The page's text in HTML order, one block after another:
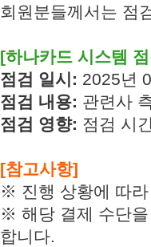
회원분들께서는 점
[하나카드 시스템
점검 일시: 2025년
점검 내용: 관련사
점검 영향: 점검 시
[참고사항]
※ 진행 상황에 따
※ 해당 결제 수단
합니다.